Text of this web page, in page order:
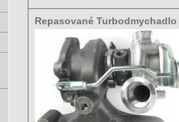
Repasované Turbodmychadlo
Mitsubishi 49131-05160